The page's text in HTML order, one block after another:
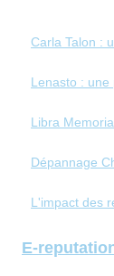
Carla Talon :
Lenasto : une
Libra
Dépannage
L'impact des
E-